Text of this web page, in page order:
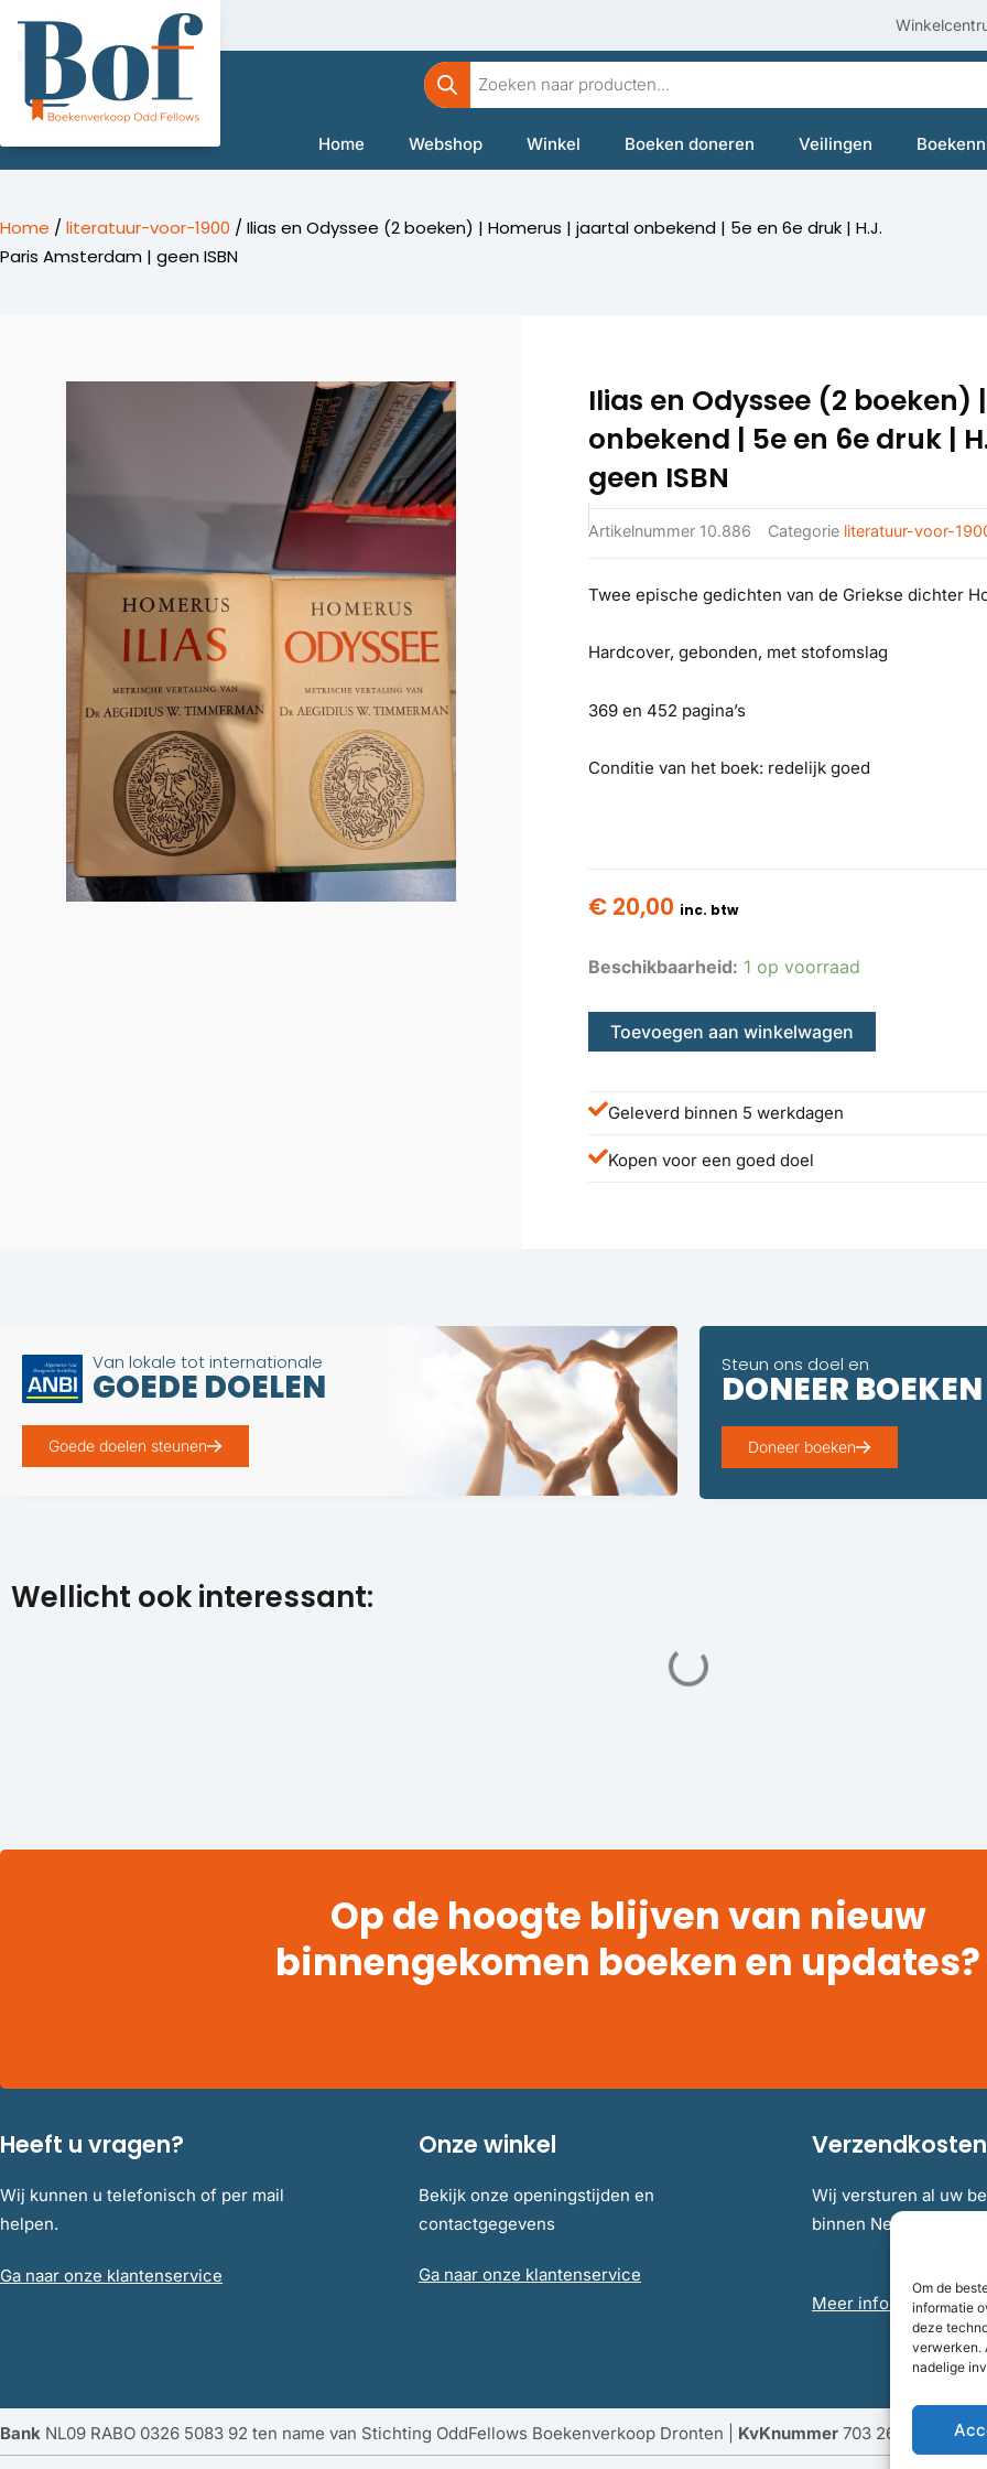
Om de
informatie
deze
verwerken.
nadelige
inhoud
Producten
zoeken
Home Webshop Winkel Boeken doneren Veilingen
Home / literatuur-voor-1900 / Ilias en Odyssee (2 boeken) | Homerus | jaartal onbekend | 5e en 6e druk | H.J.
Paris Amsterdam | geen ISBN
Ilias en Odyssee (2
onbekend | 5e en 6e druk |
geen ISBN
Artikelnummer 10.886 Categorie literatuur-voor-
Twee epische gedichten van de Griekse dichter
Hardcover, gebonden, met stofomslag
369 en 452 pagina’s
Conditie van het boek: redelijk goed
€20,00 inc. btw
Beschikbaarheid: 1 op voorraad
Toevoegen aan winkelwagen
Geleverd binnen 5 werkdagen
Kopen voor een goed doel
Van lokale tot internationale
GOEDE DOELEN
Goede doelen steunen
Steun ons doel en
DONEER BOEKEN
Doneer boeken
Wellicht ook interessant:
Op de hoogte blijven van nieuw
binnengekomen boeken en updates?
Heeft u vragen?
Wij kunnen u telefonisch of per mail
helpen.
Ga naar onze klantenservice
Onze winkel
Bekijk onze openingstijden en
contactgegevens
Ga naar onze klantenservice
Wij versturen al uw
binnen Nederland en
Meer informatie over
Bank NL09 RABO 0326 5083 92 ten name van Stichting OddFellows Boekenverkoop Dronten | KvKnummer 703 267 54 |